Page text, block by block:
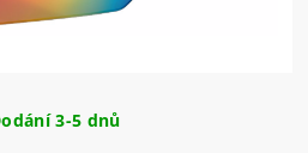
3-5 dnů